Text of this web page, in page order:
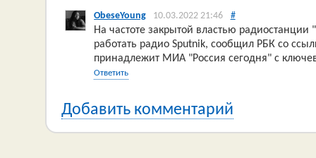
ObeseYoung 10.03.2022 21:46 #
На частоте закрытой властью
работать радио Sputnik, сообщил РБК со
принадлежит МИА "Россия сегодня" с
Ответить
Добавить комментарий